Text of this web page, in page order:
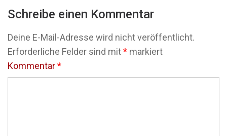
Schreibe einen Kommentar
Deine E-Mail-Adresse wird nicht veröffentlicht.
Erforderliche Felder sind mit* markiert
Kommentar*